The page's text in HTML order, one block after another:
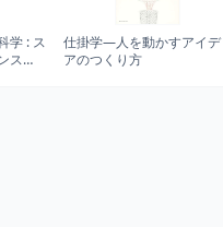
学 : ス
ス
仕掛学―人を動かすアイデ
アのつくり方